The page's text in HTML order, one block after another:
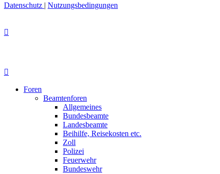
Datenschutz | Nutzungsbedingungen
Foren
Beamtenforen
Allgemeines
Bundesbeamte
Landesbeamte
Beihilfe, Reisekosten etc.
Zoll
Polizei
Feuerwehr
Bundeswehr